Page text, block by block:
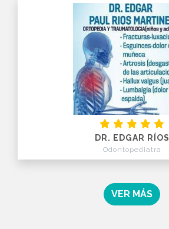
DR. EDGAR RÍOS
Odontopediatra
VER MÁS